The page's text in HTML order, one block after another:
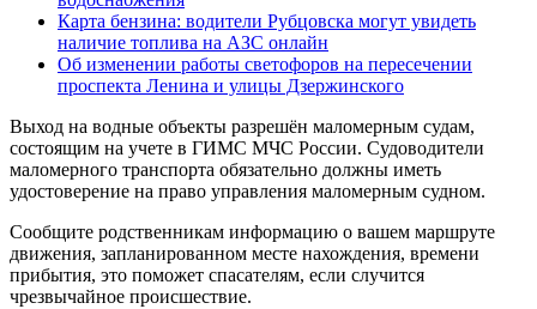
Карта бензина: водители Рубцовска могут увидеть
наличие топлива на АЗС онлайн
Об изменении работы светофоров на пересечении
проспекта Ленина и улицы Дзержинского
Выход на водные объекты разрешён маломерным судам,
состоящим на учете в ГИМС МЧС России. Судоводители
маломерного транспорта обязательно должны иметь
удостоверение на право управления маломерным судном.
Сообщите родственникам информацию о вашем маршруте
движения, запланированном месте нахождения, времени
прибытия, это поможет спасателям, если случится
чрезвычайное происшествие.